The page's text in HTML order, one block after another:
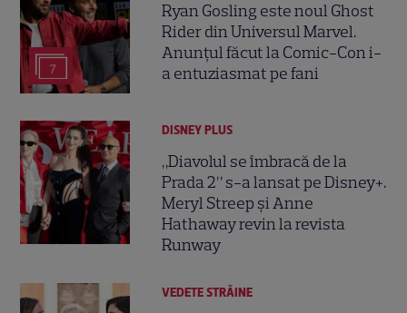
7
Ryan Gosling este noul Ghost
Rider din Universul Marvel.
Anunțul făcut la Comic-Con i-
a entuziasmat pe fani
DISNEY PLUS
„Diavolul se îmbracă de la
Prada 2” s-a lansat pe Disney+.
Meryl Streep și Anne
Hathaway revin la revista
Runway
VEDETE STRĂINE